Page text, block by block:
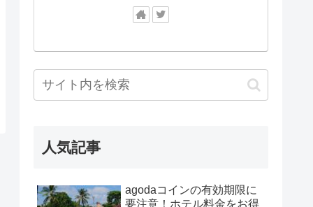
人気記事
agodaコインの有効期限に
要注意！ホテル料金をお得